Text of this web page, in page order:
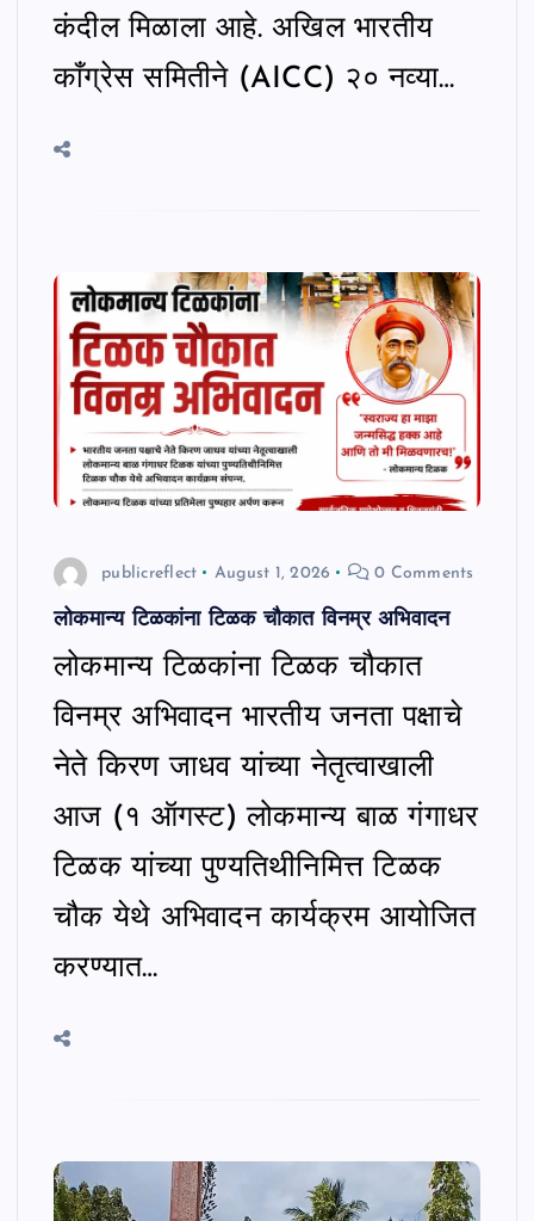
कंदील मिळाला आहे. अखिल भारतीय
काँग्रेस समितीने (AICC) २० नव्या…
publicreflect August 1, 2026 0 Comments
लोकमान्य टिळकांना टिळक चौकात विनम्र अभिवादन
लोकमान्य टिळकांना टिळक चौकात
विनम्र अभिवादन भारतीय जनता पक्षाचे
नेते किरण जाधव यांच्या नेतृत्वाखाली
आज (१ ऑगस्ट) लोकमान्य बाळ गंगाधर
टिळक यांच्या पुण्यतिथीनिमित्त टिळक
चौक येथे अभिवादन कार्यक्रम आयोजित
करण्यात…